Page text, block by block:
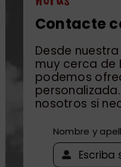
Contacte
Desde
muy cerca de
podemos
nosotros si
Nombre y